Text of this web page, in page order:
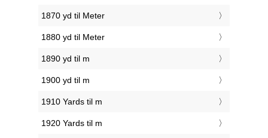
1870 yd til Meter
1880 yd til Meter
1890 yd til m
1900 yd til m
1910 Yards til m
1920 Yards til m